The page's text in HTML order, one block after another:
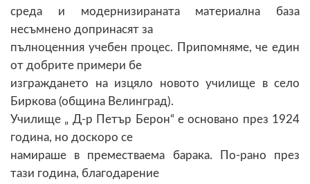
среда и модернизираната материална база
несъмнено допринасят за
пълноценния учебен процес. Припомняме, че един
от добрите примери бе
изграждането на изцяло новото училище в село
Биркова (община Велинград).
Училище „ Д-р Петър Берон“ е основано през 1924
година, но доскоро се
намираше в преместваема барака. По-рано през
тази година, благодарение